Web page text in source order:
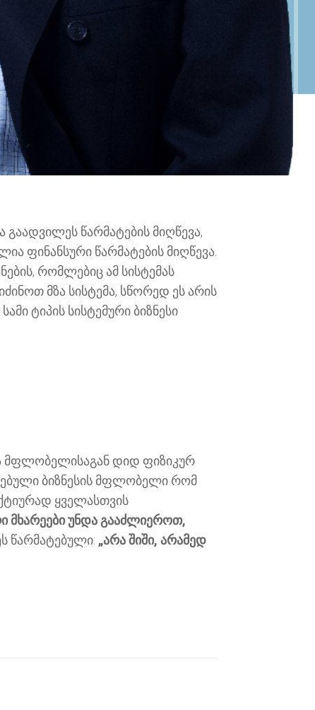
წარმატების მიღწევა,
ფინანსური წარმატების მიღწევა.
რომლებიც ამ სისტემას
მზა სისტემა, სწორედ ეს არის
ტიპის სისტემური ბიზნესი
მფლობელისაგან დიდ ფიზიკურ
ბიზნესის მფლობელი რომ
ყველასთვის
მხარეები უნდა გააძლიეროთ,
წარმატებული: „არა შიში, არამედ